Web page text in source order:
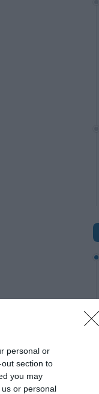
personal or
section to
you may
or personal